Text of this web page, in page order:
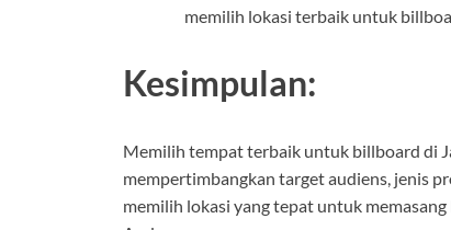
memilih lokasi terbaik untuk
Kesimpulan:
Memilih tempat terbaik untuk billboard di
mempertimbangkan target audiens, jenis
memilih lokasi yang tepat untuk